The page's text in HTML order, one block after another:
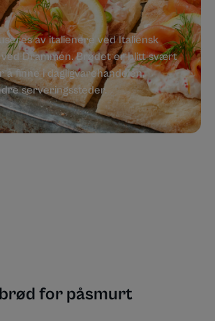
av italienere ved Italiensk
ved Drammen. Brødet er blitt svært
finne i dagligvarehandelen,
serveringssteder.
for påsmurt